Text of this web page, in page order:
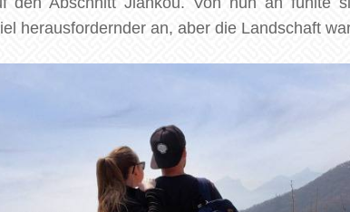
herausfordernder an, aber die Landschaft